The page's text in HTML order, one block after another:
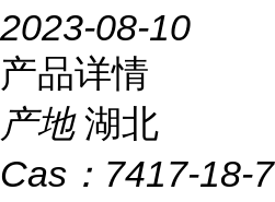
2023-08-10
产品详情
产地 湖北
Cas： 7417-18-7